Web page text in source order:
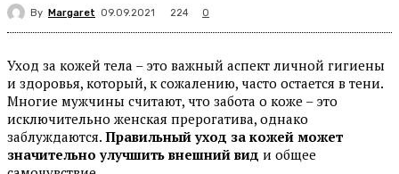
By Margaret 09.09.2021 224 0
Уход за кожей тела – это важный аспект личной гигиены
и здоровья, который, к сожалению, часто остается в тени.
Многие мужчины считают, что забота о коже – это
исключительно женская прерогатива, однако
заблуждаются. Правильный уход за кожей может
значительно улучшить внешний вид и общее